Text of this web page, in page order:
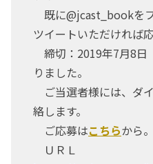
既に@jcast_bookを
ツイートいただければ
締切：2019年7月8
りました。
ご当選者様には、ダ
絡します。
ご応募はこちらから。
ＵＲＬ